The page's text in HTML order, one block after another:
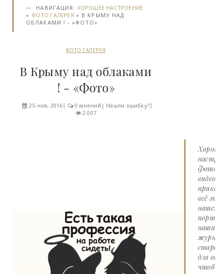
НАВИГАЦИЯ:ХОРОШЕЕ НАСТРОЕНИЕ.
» ФОТО ГАЛЕРЕЯ » В КРЫМУ НАД
ОБЛАКАМИ ! - «ФОТО»
ФОТО ГАЛЕРЕЯ
В Крыму над облаками
! - «Фото»
25-ноя, 2016 0 мнений | Нашли ошибку?
2 007
Фото
видео
всё
нашем
наши
для
чтоб